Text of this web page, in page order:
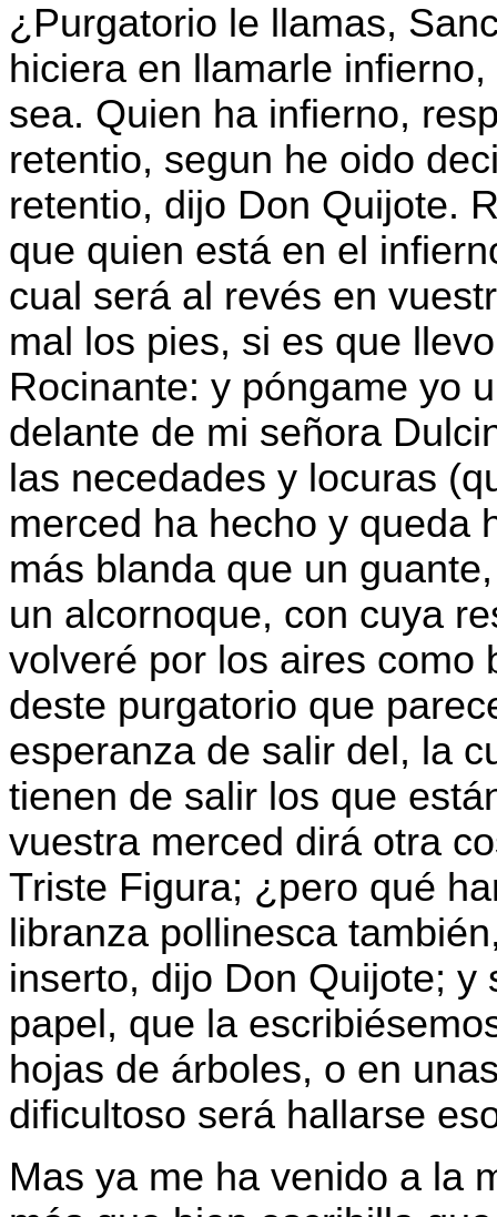
¿Purgatorio le llamas,
hiciera en llamarle
sea. Quien ha infierno,
retentio, segun he oido
retentio, dijo Don Quijote.
que quien está en el
cual será al revés en
mal los pies, si es que
Rocinante: y póngame yo
delante de mi señora
las necedades y locuras
merced ha hecho y queda
más blanda que un
un alcornoque, con cuya
volveré por los aires como
deste purgatorio que
esperanza de salir del, la
tienen de salir los que
vuestra merced dirá otra
Triste Figura; ¿pero qué
libranza pollinesca
inserto, dijo Don Quijote;
papel, que la
hojas de árboles, o en
dificultoso será hallarse
Mas ya me ha venido a la